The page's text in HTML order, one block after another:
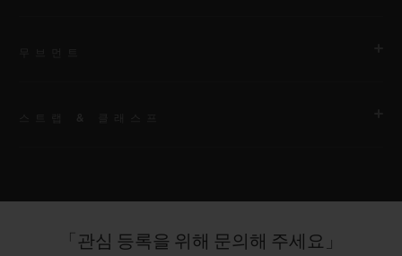
파워 리저브
스트랩
벨크로 잠금장치를 갖춘 킹 골드 컬러 패브릭 스트랩. 추가 스트
랩: 블랙 및 화이트 스트럭처드 라인드 러버 스트랩.
「관심 등록을 위해 문의해 주세요」